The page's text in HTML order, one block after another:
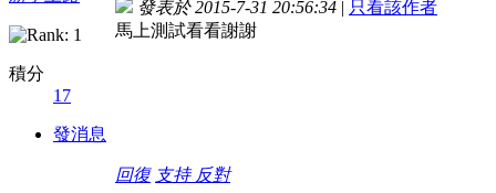
積分
17
發消息
發表於 2015-7-31 20:56:34 | 只看該作者
馬上測試看看謝謝
回復 支持 反對